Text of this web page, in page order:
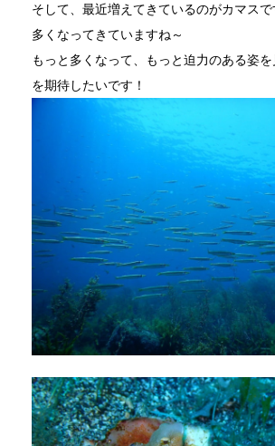
そして、最近増えてきているのがカマスで
多くなってきていますね～
もっと多くなって、もっと迫力のある姿
を期待したいです！